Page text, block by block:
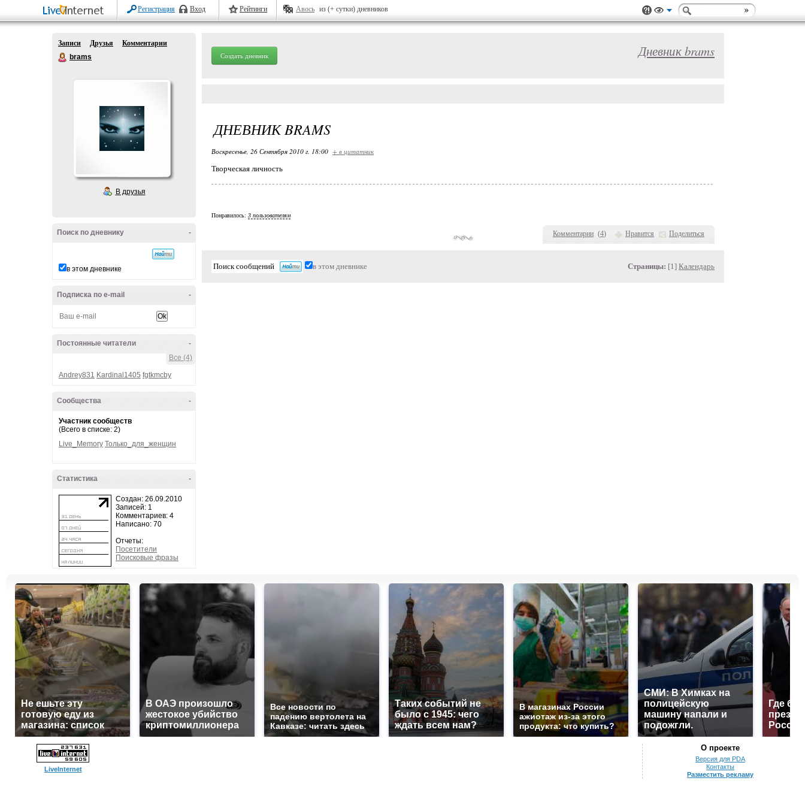
Регистрация Вход Рейтинги Авось из (+ сутки) дневников
Записи Друзья
Комментарии
brams
В друзья
-
Поиск по дневнику
в этом дневнике
-
Подписка по e-mail
-
Постоянные читатели
Все (4)
Andrey831 Kardinal1405 fgtkmcby
-
Сообщества
Участник сообществ
(Всего в списке: 2)
Live_Memory Только_для_женщин
-
Статистика
Создан: 26.09.2010
Записей: 1
Комментариев: 4
Написано: 70
Отчеты:
Посетители
Поисковые фразы
Создать дневник Дневник brams
Комментарии (4) Нравится Поделиться
ДНЕВНИК BRAMS
Воскресенье, 26 Сентября 2010 г. 18:00 + в цитатник
Творческая личность
Понравилось: 3 пользователям
в этом дневнике Страницы: [1] Календарь
Не ешьте эту
готовую еду из
магазина: список
В ОАЭ произошло
жестокое убийство
криптомиллионера
Все новости по
падению вертолета на
Кавказе: читать здесь
Таких событий не
было с 1945: чего
ждать всем нам?
В магазинах России
ажиотаж из-за этого
продукта: что купить?
СМИ: В Химках на
полицейскую
машину напали и
подожгли.
Где
LiveInternet
О проекте
Версия для PDA
Контакты
Разместить рекламу